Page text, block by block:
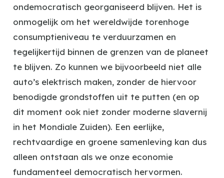
ondemocratisch georganiseerd blijven. Het is
onmogelijk om het wereldwijde torenhoge
consumptieniveau te verduurzamen en
tegelijkertijd binnen de grenzen van de planeet
te blijven. Zo kunnen we bijvoorbeeld niet alle
auto’s elektrisch maken, zonder de hiervoor
benodigde grondstoffen uit te putten (en op
dit moment ook niet zonder moderne slavernij
in het Mondiale Zuiden). Een eerlijke,
rechtvaardige en groene samenleving kan dus
alleen ontstaan als we onze economie
fundamenteel democratisch hervormen.